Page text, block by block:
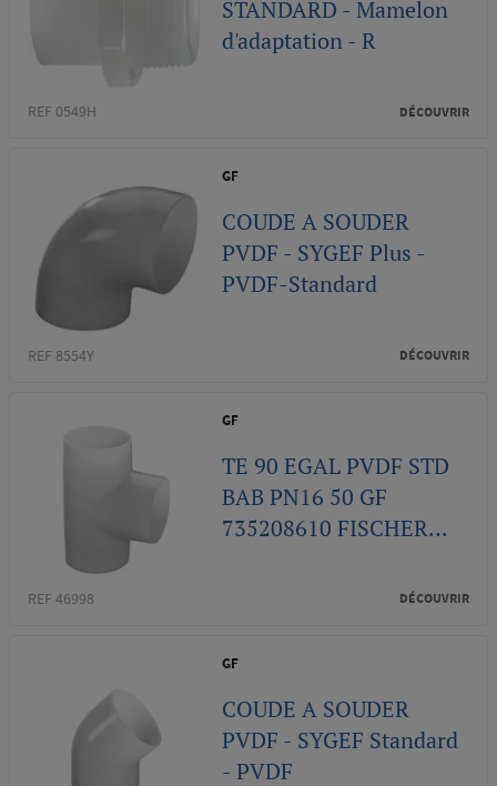
STANDARD - Mamelon
d'adaptation - R
REF 0549H DÉCOUVRIR
GF
COUDE A SOUDER
PVDF - SYGEF Plus -
PVDF-Standard
REF 8554Y DÉCOUVRIR
GF
TE 90 EGAL PVDF STD
BAB PN16 50 GF
735208610 FISCHER...
REF 46998 DÉCOUVRIR
GF
COUDE A SOUDER
PVDF - SYGEF Standard
- PVDF